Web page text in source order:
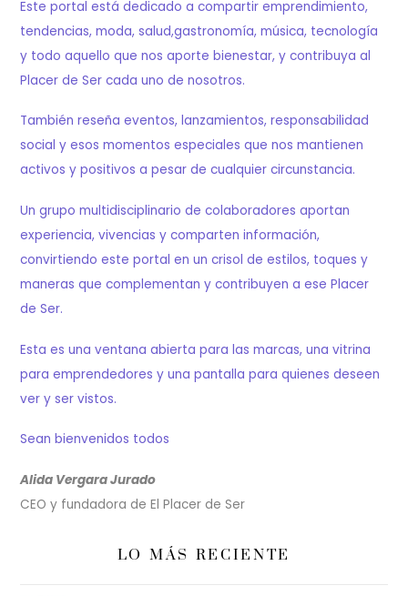
Este portal está dedicado a compartir emprendimiento,
tendencias, moda, salud,gastronomía, música, tecnología
y todo aquello que nos aporte bienestar, y contribuya al
Placer de Ser cada uno de nosotros.
También reseña eventos, lanzamientos, responsabilidad
social y esos momentos especiales que nos mantienen
activos y positivos a pesar de cualquier circunstancia.
Un grupo multidisciplinario de colaboradores aportan
experiencia, vivencias y comparten información,
convirtiendo este portal en un crisol de estilos, toques y
maneras que complementan y contribuyen a ese Placer
de Ser.
Esta es una ventana abierta para las marcas, una vitrina
para emprendedores y una pantalla para quienes deseen
ver y ser vistos.
Sean bienvenidos todos
Alida Vergara Jurado
CEO y fundadora de El Placer de Ser
LO MÁS RECIENTE